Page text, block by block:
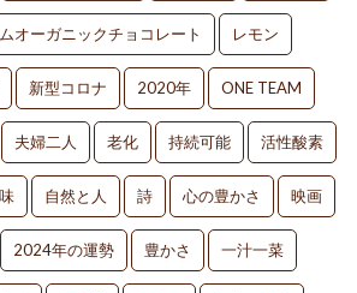
オーガニックチョコレート レモン
新型コロナ 2020年 ONE TEAM
夫婦二人 老化 持続可能 活性酸素
自然と人 詩 心の豊かさ 映画
2024年の運勢 豊かさ 一汁一菜